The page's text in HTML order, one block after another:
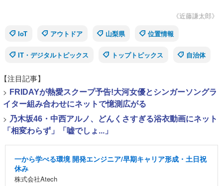
《近藤謙太郎》
IoT
アウトドア 山梨県 位置情報
IT・デジタルトピックス トップトピックス 自治体
【注目記事】
> FRIDAYが熱愛スクープ予告!大河女優とシンガーソングラ
イター組み合わせにネットで憶測広がる
> 乃木坂46・中西アルノ、どんくさすぎる浴衣動画にネット
「相変わらず」「嘘でしょ...」
一から学べる環境 開発エンジニア/早期キャリア形成・土日祝
休み
株式会社Atech